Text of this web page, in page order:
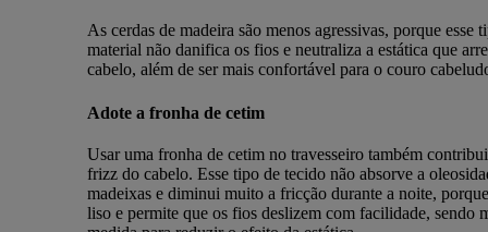
As cerdas de madeira são menos agressivas, porque esse
material não danifica os fios e neutraliza a estática que
cabelo, além de ser mais confortável para o couro
Adote a fronha de cetim
Usar uma fronha de cetim no travesseiro também
frizz do cabelo. Esse tipo de tecido não absorve a
madeixas e diminui muito a fricção durante a noite,
liso e permite que os fios deslizem com facilidade, sendo